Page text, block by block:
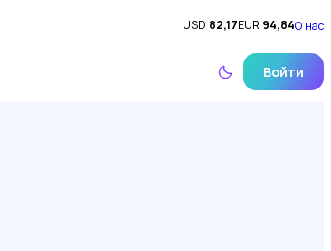
USD 82,17EUR 94,84О нас
Войти